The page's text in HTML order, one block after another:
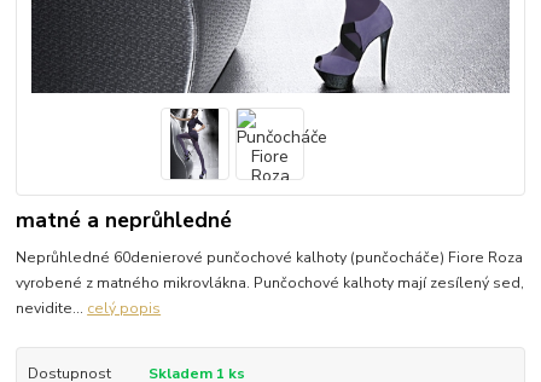
matné a neprůhledné
Neprůhledné 60denierové punčochové kalhoty (punčocháče) Fiore Roza
vyrobené z matného mikrovlákna. Punčochové kalhoty mají zesílený sed,
nevidite... celý popis
Dostupnost
Skladem 1 ks